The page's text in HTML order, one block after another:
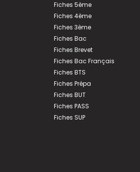
Fiches 5ème
Fiches 4ème
Fiches 3ème
Fiches Bac
Fiches Brevet
Fiches Bac Français
Fiches BTS
Fiches Prépa
Fiches BUT
Fiches PASS
Fiches SUP